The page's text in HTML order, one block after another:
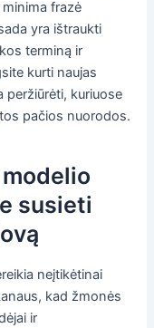
frazė
yra ištraukti
terminą ir
kurti naujas
peržiūrėti, kuriuose
pačios nuorodos.
susieti
neįtikėtinai
kad žmonės
ir